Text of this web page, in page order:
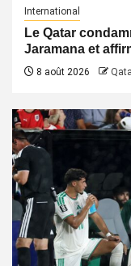
International
Le Qatar
Jaramana et
8 août 2026